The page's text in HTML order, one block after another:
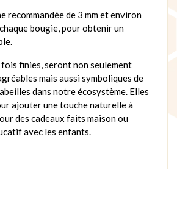
recommandée de 3 mm et environ
bougie, pour obtenir un
fois finies, seront non seulement
mais aussi symboliques de
dans notre écosystème. Elles
ajouter une touche naturelle à
des cadeaux faits maison ou
avec les enfants.